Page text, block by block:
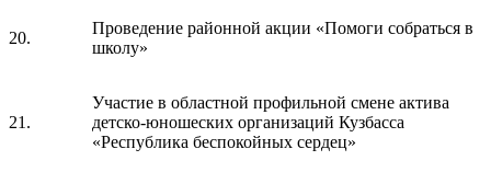
20.
Проведение районной акции «Помоги собраться в
школу»
21.
Участие в областной профильной смене актива
детско-юношеских организаций Кузбасса
«Республика беспокойных сердец»